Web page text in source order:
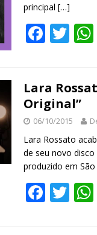
principal […]
F
ac
b
o
o
k
T
w
er
Lara
Original”
06/10/2015
Lara Rossato
de seu novo
produzido em
F
ac
T
w